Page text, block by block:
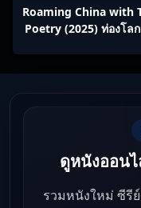
Roaming China with
Poetry (2025) ท่องโล
Ep1-12
ดูหนังออน
รวมหนังใหม่ ซีรี